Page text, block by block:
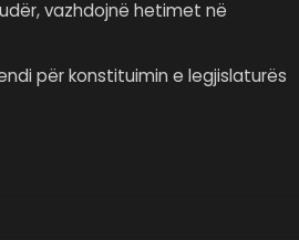
vazhdojnë hetimet në
për konstituimin e legjislaturës